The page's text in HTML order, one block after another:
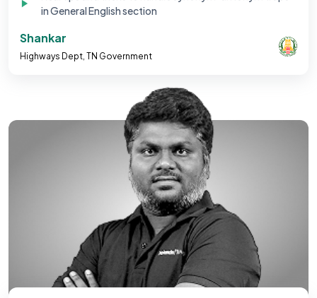
in General English section
Shankar
Highways Dept, TN Government